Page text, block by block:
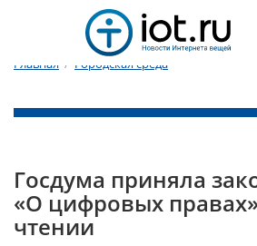
Главная / Городская среда
Госдума приняла
«О цифровых
чтении